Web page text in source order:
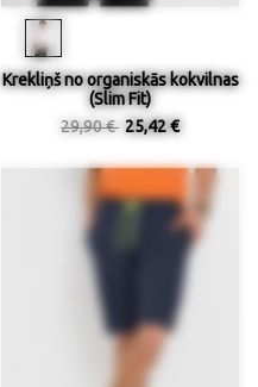
Krekliņš no organiskās kokvilnas
(Slim Fit)
29,90 € 25,42 €